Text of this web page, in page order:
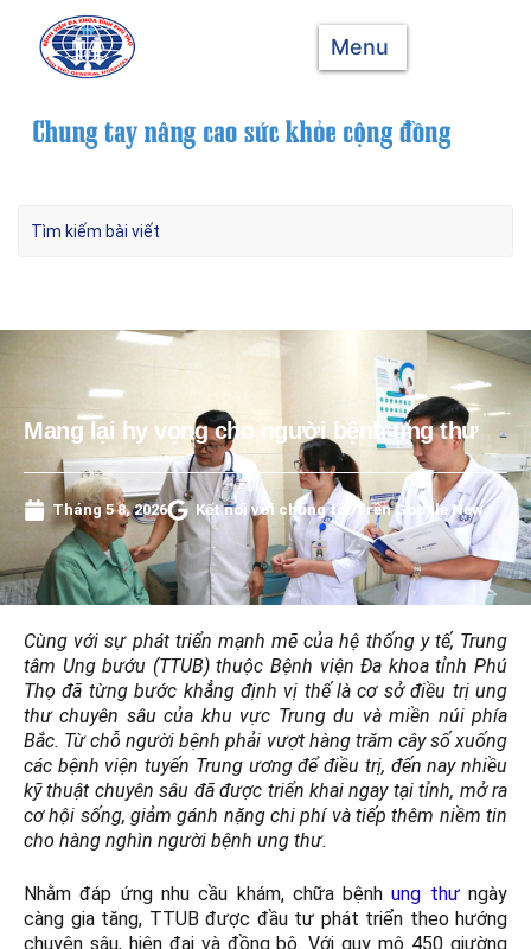
Menu
Mang lại hy vọng cho người bệnh ung thư
Tháng 5 8, 2026 Kết nối với chúng tôi Trên Google New
Cùng với sự phát triển mạnh mẽ của hệ thống y tế, Trung
tâm Ung bướu (TTUB) thuộc Bệnh viện Đa khoa tỉnh Phú
Thọ đã từng bước khẳng định vị thế là cơ sở điều trị ung
thư chuyên sâu của khu vực Trung du và miền núi phía
Bắc. Từ chỗ người bệnh phải vượt hàng trăm cây số xuống
các bệnh viện tuyến Trung ương để điều trị, đến nay nhiều
kỹ thuật chuyên sâu đã được triển khai ngay tại tỉnh, mở ra
cơ hội sống, giảm gánh nặng chi phí và tiếp thêm niềm tin
cho hàng nghìn người bệnh ung thư.
Nhằm đáp ứng nhu cầu khám, chữa bệnhung thưngày
càng gia tăng, TTUB được đầu tư phát triển theo hướng
chuyên sâu, hiện đại và đồng bộ. Với quy mô 450 giường